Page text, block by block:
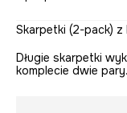
Skarpetki (2-pack)
Długie skarpetki
komplecie dwie pary.